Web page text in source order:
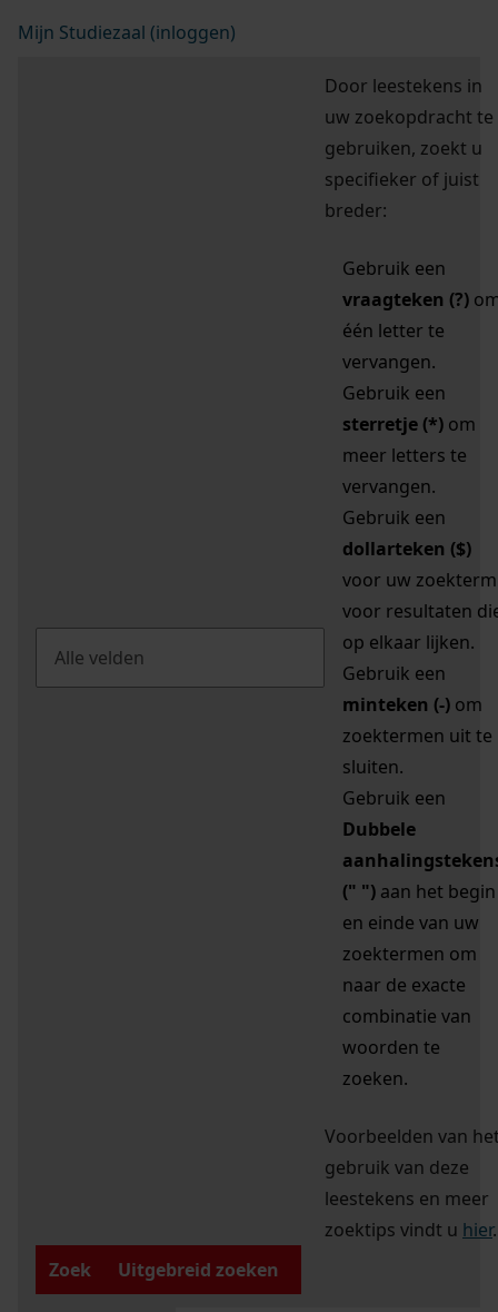
Mijn Studiezaal (inloggen)
Door leestekens in
uw zoekopdracht te
gebruiken, zoekt u
specifieker of juist
breder:
Gebruik een
vraagteken (?)
één letter te
vervangen.
Gebruik een
sterretje (*) om
meer letters te
vervangen.
Gebruik een
dollarteken ($)
voor uw zoekterm
voor resultaten
op elkaar lijken.
Gebruik een
minteken (-) om
zoektermen uit te
sluiten.
Gebruik een
Dubbele
(" ") aan het begin
en einde van uw
zoektermen om
naar de exacte
combinatie van
woorden te
zoeken.
Voorbeelden van
gebruik van deze
leestekens en meer
zoektips vindt u hier.
Zoek
Uitgebreid zoeken